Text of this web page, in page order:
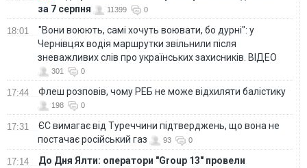
за 7 серпня
11399 0
18:01
"Вони воюють, самі хочуть воювати, бо дурні": у
Чернівцях водія маршрутки звільнили після
зневажливих слів про українських захисників. ВІДЕО
301 0
17:44 Флеш розповів, чому РЕБ не може відхиляти балістику
198 0
17:31
ЄС вимагає від Туреччини підтверджень, що вона не
постачає російський газ
93 0
17:14 До Дня Ялти: оператори "Group 13" провели